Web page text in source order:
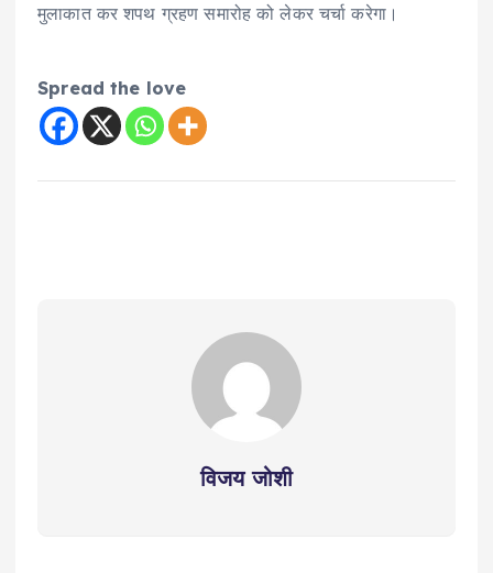
मुलाकात कर शपथ ग्रहण समारोह को लेकर चर्चा करेगा।
Spread the love
विजय जोशी